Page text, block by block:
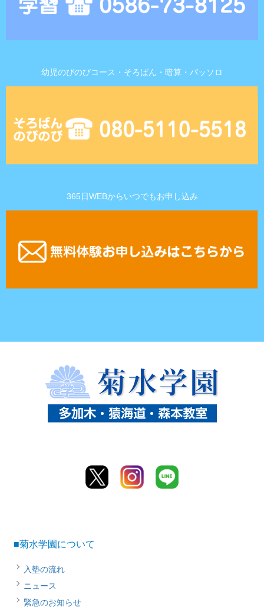
幼児のびのびコース・そろばん・暗算・パッソロ
365日WEBからいつでもお申し込み
■菊水学園について
入塾の流れ
ニュース
緊急のお知らせ